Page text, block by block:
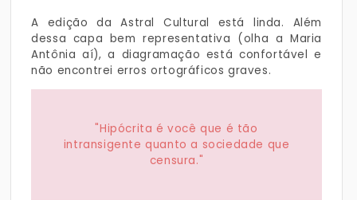
A edição da Astral Cultural está linda. Além
dessa capa bem representativa (olha a Maria
Antônia aí), a diagramação está confortável e
não encontrei erros ortográficos graves.
"Hipócrita é você que é tão
intransigente quanto a sociedade que
censura."